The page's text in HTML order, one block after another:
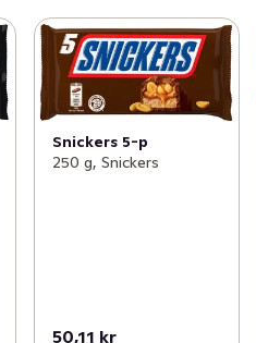
Snickers 5-p
250 g, Snickers
50,11 kr